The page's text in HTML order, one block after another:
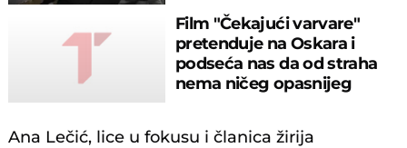
Film "Čekajući varvare"
pretenduje na Oskara i
podseća nas da od straha
nema ničeg opasnijeg
Ana Lečić, lice u fokusu i članica žirija